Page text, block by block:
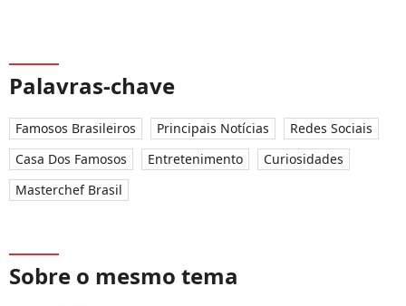
Palavras-chave
Famosos Brasileiros Principais Notícias
Redes Sociais
Casa Dos Famosos
Entretenimento
Curiosidades
Masterchef Brasil
Sobre o mesmo tema